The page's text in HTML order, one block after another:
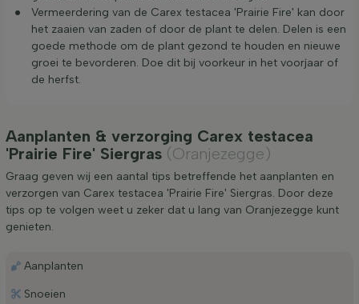
Vermeerdering van de Carex testacea 'Prairie Fire' kan door
het zaaien van zaden of door de plant te delen. Delen is een
goede methode om de plant gezond te houden en nieuwe
groei te bevorderen. Doe dit bij voorkeur in het voorjaar of
de herfst.
Aanplanten & verzorging Carex testacea
'Prairie Fire' Siergras (Oranjezegge)
Graag geven wij een aantal tips betreffende het aanplanten en
verzorgen van Carex testacea 'Prairie Fire' Siergras. Door deze
tips op te volgen weet u zeker dat u lang van Oranjezegge kunt
genieten.
Aanplanten
Snoeien